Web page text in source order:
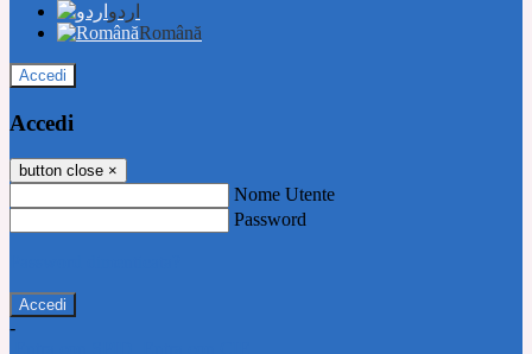
اردو
Română
Accedi
Accedi
button close ×
Nome Utente
Password
-